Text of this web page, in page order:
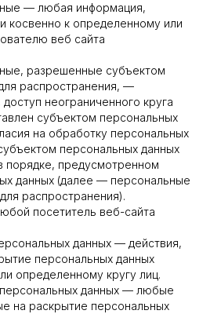
— любая информация,
косвенно к определенному или
веб сайта
разрешенные субъектом
распространения, —
неограниченного круга
субъектом персональных
на обработку персональных
персональных данных
порядке, предусмотренном
данных (далее — персональные
распространения).
посетитель веб-сайта
данных — действия,
персональных данных
определенному кругу лиц.
персональных данных — любые
на раскрытие персональных